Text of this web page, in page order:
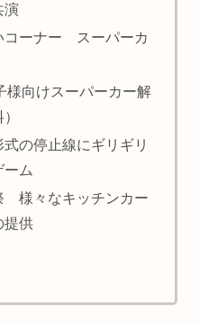
演
コーナー スーパーカ
向けスーパーカー解
の停止線にギリギリ
ーム
様々なキッチンカー
提供